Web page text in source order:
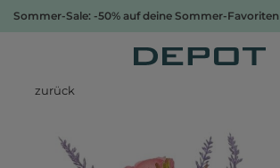
Sommer-Sale: -50% auf deine Sommer-Favoriten
zurück